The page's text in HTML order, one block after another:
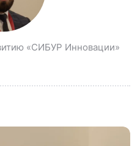
«СИБУР Инновации»